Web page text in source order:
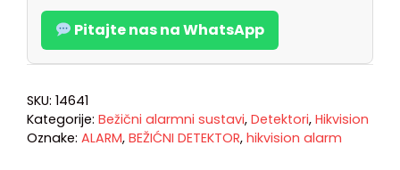
Pitajte nas na WhatsApp
SKU: 14641
Kategorije: Bežični alarmni sustavi, Detektori, Hikvision
Oznake: ALARM, BEŽIĆNI DETEKTOR, hikvision alarm